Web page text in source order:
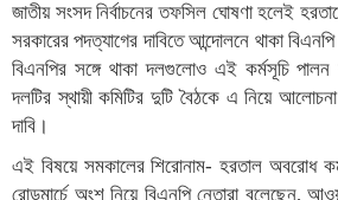
জাতীয় সংসদ নির্বাচনের তফসিল ঘোষণা হলেই
সরকারের পদত্যাগের দাবিতে আন্দোলনে থাকা
বিএনপির সঙ্গে থাকা দলগুলোও এই কর্মসূচি
দলটির স্থায়ী কমিটির দুটি বৈঠকে এ নিয়ে
দাবি।
এই বিষয়ে সমকালের শিরোনাম- হরতাল অবরোধ
রোডমার্চে অংশ নিয়ে বিএনপি নেতারা বলেছেন,